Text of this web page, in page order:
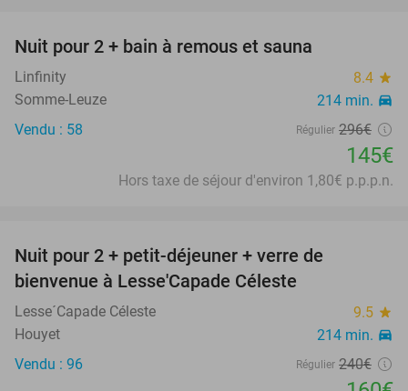
Nuit pour 2 + bain à remous et sauna
Linfinity 8.4 star
Somme-Leuze 214 min. directions_car
Vendu : 58 Régulier 296€
145€
Hors taxe de séjour d'environ 1,80€ p.p.p.n.
Nuit pour 2 + petit-déjeuner + verre de
bienvenue à Lesse'Capade Céleste
Lesse´Capade Céleste 9.5 star
Houyet 214 min. directions_car
Vendu : 96 Régulier 240€